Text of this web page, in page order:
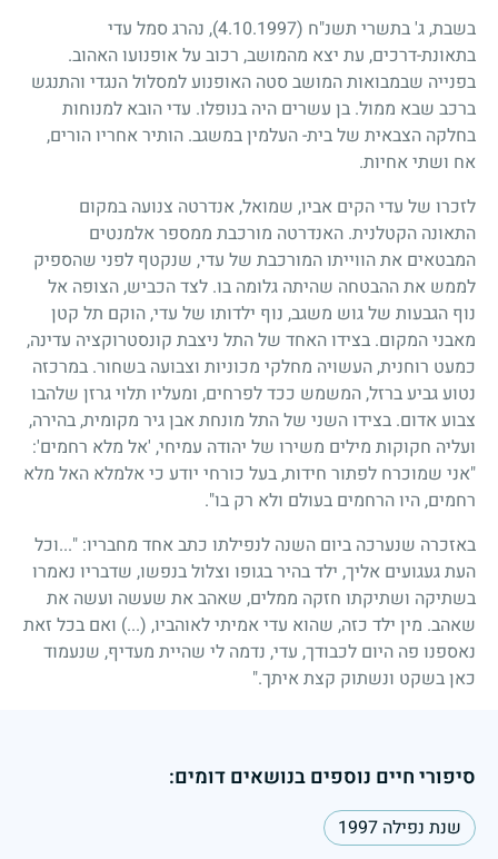
בשבת, ג' בתשרי תשנ"ח (4.10.1997)
, נהרג סמל עדי
בתאונת-דרכים, עת יצא מהמושב, רכוב על אופנועו האהוב.
בפנייה שבמבואות המושב סטה האופנוע למסלול הנגדי והתנגש
ברכב שבא ממול. בן עשרים היה בנופלו. עדי הובא למנוחות
בחלקה הצבאית של בית- העלמין במשגב. הותיר אחריו הורים,
אח ושתי אחיות.
לזכרו של עדי הקים אביו, שמואל, אנדרטה צנועה במקום
התאונה הקטלנית. האנדרטה מורכבת ממספר אלמנטים
המבטאים את הווייתו המורכבת של עדי, שנקטף לפני שהספיק
לממש את ההבטחה שהיתה גלומה בו. לצד הכביש, הצופה אל
נוף הגבעות של גוש משגב, נוף ילדותו של עדי, הוקם תל קטן
מאבני המקום. בצידו האחד של התל ניצבת קונסטרוקציה עדינה,
כמעט רוחנית, העשויה מחלקי מכוניות וצבועה בשחור. במרכזה
נטוע גביע ברזל, המשמש ככד לפרחים, ומעליו תלוי גרזן שלהבו
צבוע אדום. בצידו השני של התל מונחת אבן גיר מקומית, בהירה,
ועליה חקוקות מילים משירו של יהודה עמיחי, 'אל מלא רחמים':
"אני שמוכרח לפתור חידות, בעל כורחי יודע כי אלמלא האל מלא
רחמים, היו הרחמים בעולם ולא רק בו".
באזכרה שנערכה ביום השנה לנפילתו כתב אחד מחבריו: "...וכל
העת געגועים אליך, ילד בהיר בגופו וצלול בנפשו, שדבריו נאמרו
בשתיקה ושתיקתו חזקה ממלים, שאהב את שעשה ועשה את
שאהב. מין ילד כזה, שהוא עדי אמיתי לאוהביו, (...) ואם בכל זאת
נאספנו פה היום לכבודך, עדי, נדמה לי שהיית מעדיף, שנעמוד
כאן בשקט ונשתוק קצת איתך."
סיפורי חיים נוספים בנושאים דומים:
שנת נפילה 1997